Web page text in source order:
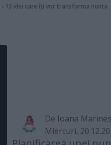
› 13 idei care îți vor transforma nunta
De Ioana
Miercuri,